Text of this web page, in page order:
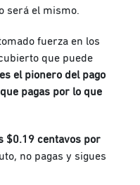
será el mismo.
fuerza en los
que puede
es el pionero del pago
pagas por lo que
$0.19 centavos por
no pagas y sigues